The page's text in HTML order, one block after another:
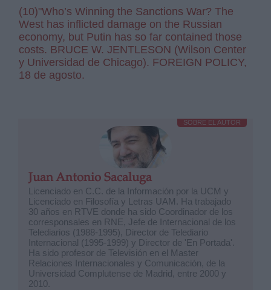
(10)"Who’s Winning the Sanctions War? The
West has inflicted damage on the Russian
economy, but Putin has so far contained those
costs. BRUCE W. JENTLESON (Wilson Center
y Universidad de Chicago). FOREIGN POLICY,
18 de agosto.
SOBRE EL AUTOR
Juan Antonio Sacaluga
Licenciado en C.C. de la Información por la UCM y
Licenciado en Filosofía y Letras UAM. Ha trabajado
30 años en RTVE donde ha sido Coordinador de los
corresponsales en RNE, Jefe de Internacional de los
Telediarios (1988-1995), Director de Telediario
Internacional (1995-1999) y Director de 'En Portada'.
Ha sido profesor de Televisión en el Master
Relaciones Internacionales y Comunicación, de la
Universidad Complutense de Madrid, entre 2000 y
2010.